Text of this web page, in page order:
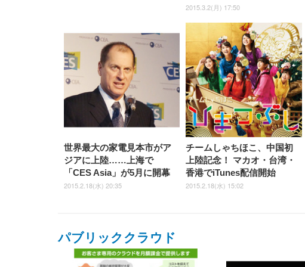
2015.3.2(月) 17:50
世界最大の家電見本市がア
ジアに上陸……上海で
「CES Asia」が5月に開幕
2015.2.18(水) 20:35
チームしゃちほこ、中国初
上陸記念！ マカオ・台湾・
香港でiTunes配信開始
2015.2.18(水) 15:02
パブリッククラウド